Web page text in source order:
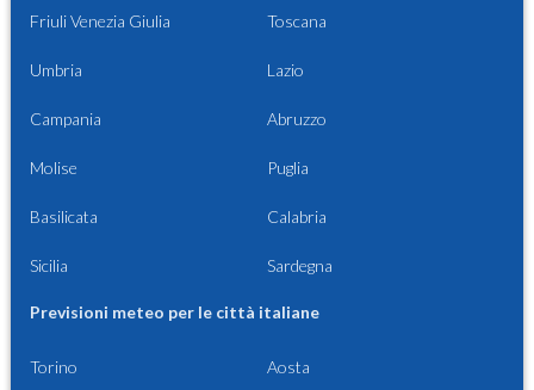
Friuli Venezia Giulia Toscana
Umbria Lazio
Campania Abruzzo
Molise Puglia
Basilicata Calabria
Sicilia Sardegna
Previsioni meteo per le città italiane
Torino Aosta